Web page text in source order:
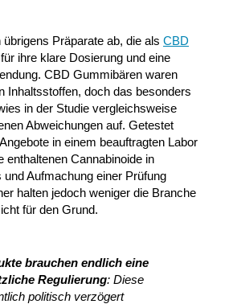
Präparate ab, die als CBD
ihre klare Dosierung und eine
CBD Gummibären waren
Inhaltsstoffen, doch das besonders
in der Studie vergleichsweise
Abweichungen auf. Getestet
in einem beauftragten Labor
enthaltenen Cannabinoide in
Aufmachung einer Prüfung
halten jedoch weniger die Branche
für den Grund.
brauchen endlich eine
Regulierung: Diese
politisch verzögert